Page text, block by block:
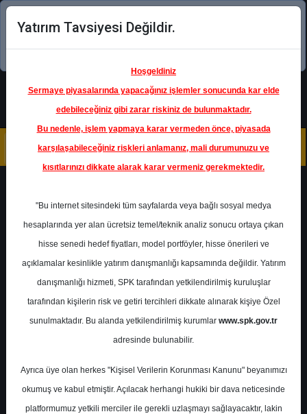
Şimdi uygulamayı indirin!
Ana Sayfa Raporlar
Deniz Yatırım
Rapor Detay
Günlük Bülten
Deniz Yatırım 19 Haziran 2025
Yatırım Tavsiyesi Değildir.
Hoşgeldiniz
Sermaye piyasalarında yapacağınız işlemler sonucunda kar elde
edebileceğiniz gibi zarar riskiniz de bulunmaktadır.
Bu nedenle, işlem yapmaya karar vermeden önce, piyasada
karşılaşabileceğiniz riskleri anlamanız, mali durumunuzu ve
kısıtlarınızı dikkate alarak karar vermeniz gerekmektedir.
"Bu internet sitesindeki tüm sayfalarda veya bağlı sosyal medya
hesaplarında yer alan ücretsiz temel/teknik analiz sonucu ortaya çıkan
hisse senedi hedef fiyatları, model portföyler, hisse önerileri ve
açıklamalar kesinlikle yatırım danışmanlığı kapsamında değildir. Yatırım
danışmanlığı hizmeti, SPK tarafından yetkilendirilmiş kuruluşlar
tarafından kişilerin risk ve getiri tercihleri dikkate alınarak kişiye Özel
sunulmaktadır. Bu alanda yetkilendirilmiş kurumlar www.spk.gov.tr
adresinde bulunabilir.
Ayrıca üye olan herkes "Kişisel Verilerin Korunması Kanunu" beyanımızı
okumuş ve kabul etmiştir. Açılacak herhangi hukiki bir dava neticesinde
platformumuz yetkili merciler ile gerekli uzlaşmayı sağlayacaktır, lakin